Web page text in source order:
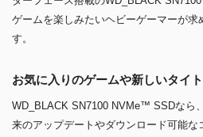
ゲームを楽しみたいヘビーゲーマーが求
す。
お気に入りのゲームや新しいタイ
WD_BLACK SN7100 NVMe™ SSDなら
来のアップデートやダウンロード可能な